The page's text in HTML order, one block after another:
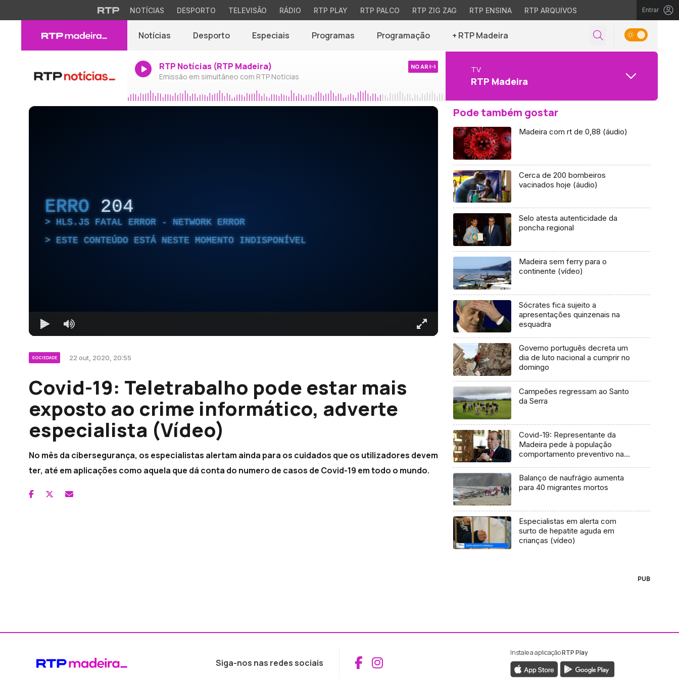
NOTÍCIAS DESPORTO TELEVISÃO RÁDIO RTP PLAY RTP PALCO RTP ZIG ZAG RTP ENSINA RTP ARQUIVOS Entrar
Notícias Desporto Especiais Programas Programação + RTP Madeira
RTP Notícias (RTP Madeira)
Emissão em simultâneo com RTP Notícias
NO AR TV
RTP Madeira
ERRO 204
HLS.JS FATAL ERROR - NETWORK ERROR
ESTE CONTEÚDO ESTÁ NESTE MOMENTO INDISPONÍVEL
SOCIEDADE 22 out, 2020, 20:55
Covid-19: Teletrabalho pode estar mais
exposto ao crime informático, adverte
especialista (Vídeo)
No mês da cibersegurança, os especialistas alertam ainda para os cuidados que os utilizadores devem
ter, até em aplicações como aquela que dá conta do numero de casos de Covid-19 em todo o mundo.
Pode também gostar
Madeira com rt de 0,88 (áudio)
Cerca de 200 bombeiros
vacinados hoje (áudio)
Selo atesta autenticidade da
poncha regional
Madeira sem ferry para o
continente (vídeo)
Sócrates fica sujeito a
apresentações quinzenais na
esquadra
Governo português decreta um
dia de luto nacional a cumprir no
domingo
Campeões regressam ao Santo
da Serra
Covid-19: Representante da
Madeira pede à população
comportamento preventivo na
Balanço de naufrágio aumenta
para 40 migrantes mortos
Especialistas em alerta com
surto de hepatite aguda em
crianças (vídeo)
PUB
Siga-nos nas redes sociais Aceder ao Facebook da RTP Madeira
Aceder ao Instagram da RTP Madeira
Instale a aplicaçãoRTP Play